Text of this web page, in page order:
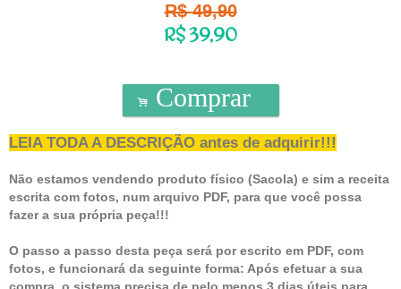
R$49,90
R$39,90
. Comprar
LEIA TODA A DESCRIÇÃO antes de adquirir!!!
Não estamos vendendo produto físico (Sacola) e sim a receita
escrita com fotos, num arquivo PDF, para que você possa
fazer a sua própria peça!!!
O passo a passo desta peça será por escrito em PDF, com
fotos, e funcionará da seguinte forma: Após efetuar a sua